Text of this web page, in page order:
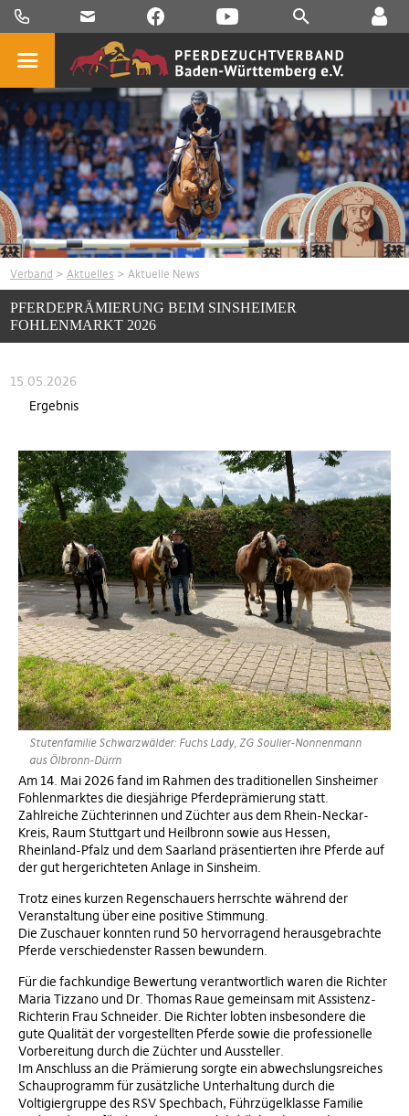
Verband >Aktuelles > Aktuelle News
PFERDEPRÄMIERUNG BEIM SINSHEIMER
FOHLENMARKT 2026
15.05.2026
Ergebnis
Stutenfamilie Schwarzwälder: Fuchs Lady, ZG Soulier-Nonnenmann
aus Ölbronn-Dürrn
Am 14. Mai 2026 fand im Rahmen des traditionellen Sinsheimer
Fohlenmarktes die diesjährige Pferdeprämierung statt.
Zahlreiche Züchterinnen und Züchter aus dem Rhein-Neckar-
Kreis, Raum Stuttgart und Heilbronn sowie aus Hessen,
Rheinland-Pfalz und dem Saarland präsentierten ihre Pferde auf
der gut hergerichteten Anlage in Sinsheim.
Trotz eines kurzen Regenschauers herrschte während der
Veranstaltung über eine positive Stimmung.
Die Zuschauer konnten rund 50 hervorragend herausgebrachte
Pferde verschiedenster Rassen bewundern.
Für die fachkundige Bewertung verantwortlich waren die Richter
Maria Tizzano und Dr. Thomas Raue gemeinsam mit Assistenz-
Richterin Frau Schneider. Die Richter lobten insbesondere die
gute Qualität der vorgestellten Pferde sowie die professionelle
Vorbereitung durch die Züchter und Aussteller.
Im Anschluss an die Prämierung sorgte ein abwechslungsreiches
Schauprogramm für zusätzliche Unterhaltung durch die
Voltigiergruppe des RSV Spechbach, Führzügelklasse Familie